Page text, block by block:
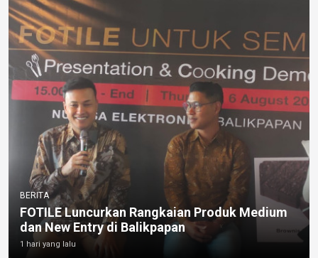
BERITA
FOTILE Luncurkan Rangkaian Produk Medium
dan New Entry di Balikpapan
1 hari yang lalu